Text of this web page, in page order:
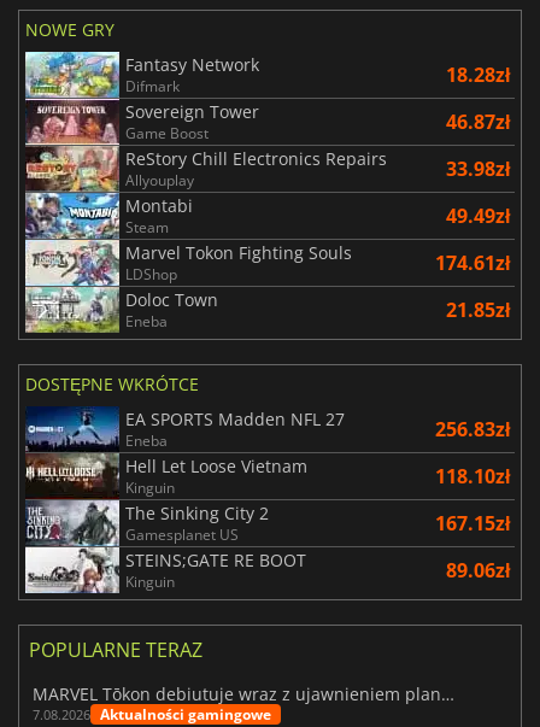
NOWE GRY
Fantasy Network
Difmark 18.28zł
Sovereign Tower
Game Boost 46.87zł
ReStory Chill Electronics Repairs
Allyouplay 33.98zł
Montabi
Steam 49.49zł
Marvel Tokon Fighting Souls
LDShop 174.61zł
Doloc Town
Eneba 21.85zł
DOSTĘPNE WKRÓTCE
EA SPORTS Madden NFL 27
Eneba 256.83zł
Hell Let Loose Vietnam
Kinguin 118.10zł
The Sinking City 2
Gamesplanet US 167.15zł
STEINS;GATE RE BOOT
Kinguin 89.06zł
POPULARNE TERAZ
MARVEL Tōkon debiutuje wraz z ujawnieniem planu rozwoju na pierwszy rok
7.08.2026 Aktualności gamingowe